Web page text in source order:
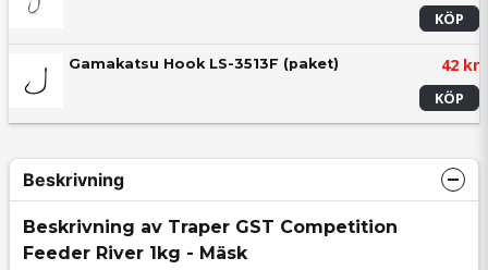
KÖP
Gamakatsu Hook LS-3513F (paket) 42 kr
KÖP
Beskrivning
Beskrivning av Traper GST Competition
Feeder River 1kg - Mäsk